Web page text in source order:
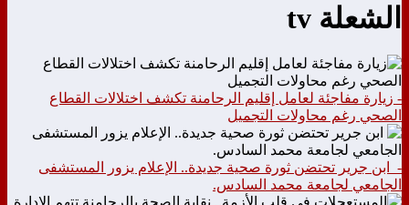
الشعلة tv
- زيارة مفاجئة لعامل إقليم الرحامنة تكشف اختلالات القطاع
الصحي رغم محاولات التجميل
- ابن جرير تحتضن ثورة صحية جديدة.. الإعلام يزور المستشفى
الجامعي لجامعة محمد السادس.